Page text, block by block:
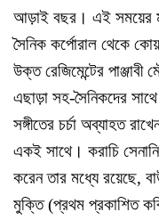
আড়াই বছর। এই সময়ের
সৈনিক কর্পোরাল থেকে
উক্ত রেজিমেন্টের পাঞ্জাবী
এছাড়া সহ-সৈনিকদের সাথে
সঙ্গীতের চর্চা অব্যাহত
একই সাথে। করাচি
করেন তার মধ্যে রয়েছে,
মুক্তি (প্রথম প্রকাশিত